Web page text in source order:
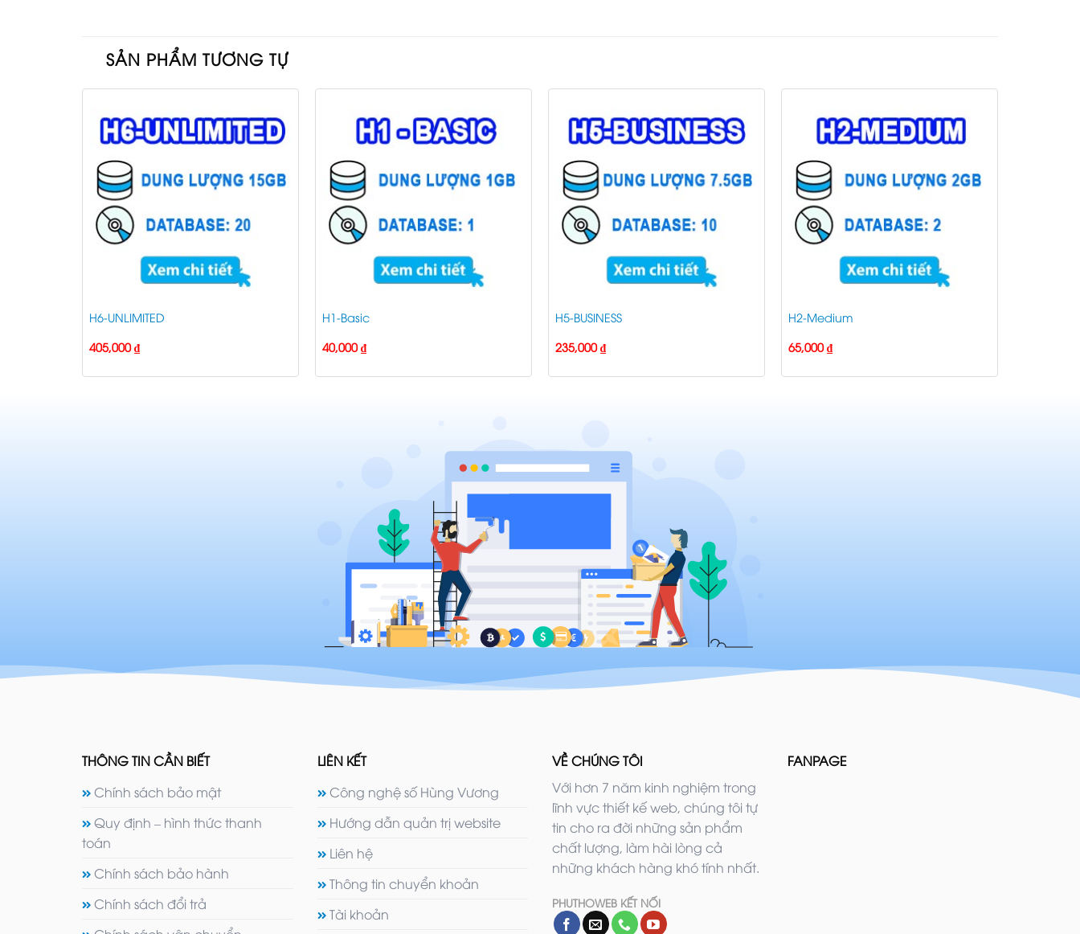
SẢN PHẨM TƯƠNG TỰ
H6-UNLIMITED
405,000₫
H1-Basic
40,000₫
H5-BUSINESS
235,000₫
H2-Medium
65,000₫
THÔNG TIN CẦN BIẾT
Chính sách bảo mật
Quy định – hình thức thanh
toán
Chính sách bảo hành
Chính sách đổi trả
LIÊN KẾT
Công nghệ số Hùng Vương
Hướng dẫn quản trị website
Liên hệ
Thông tin chuyển khoản
Tài khoản
VỀ CHÚNG TÔI
Với hơn 7 năm kinh nghiệm trong
lĩnh vực thiết kế web, chúng tôi tự
tin cho ra đời những sản phẩm
chất lượng, làm hài lòng cả
những khách hàng khó tính nhất.
PHUTHOWEB KẾT NỐI
FANPAGE